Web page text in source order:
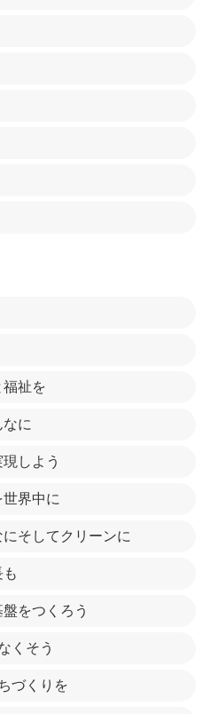
福祉を
に
しよう
界中に
そしてクリーンに
をつくろう
くそう
づくりを